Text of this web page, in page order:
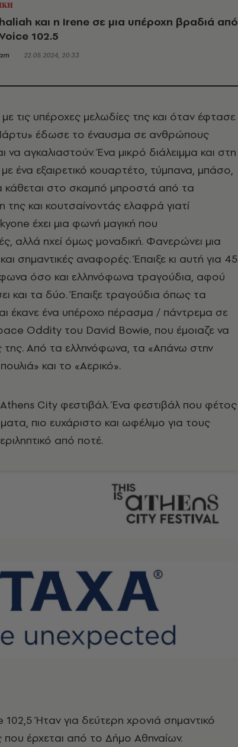
και η Irene σε μια υπέροχη βραδιά από
102.5
22.05.2024, 20:33
τις υπέροχες μελωδίες της και όταν έφτασε
έδωσε το έναυσμα σε ανθρώπους
αγκαλιαστούν. Ένα μικρό διάλειμμα και στη
ένα εξαιρετικό κουαρτέτο, τύμπανα, μπάσο,
κάθεται στο σκαμπό μπροστά από τα
και κουτσαίνοντάς ελαφρά γιατί
έχει μια φωνή μαγική που
aλλά ηχεί όμως μοναδική. Φανερώνει μια
σημαντικές αναφορές. Έπαιξε κι αυτή για 45
όσο και ελληνόφωνα τραγούδια, αφού
και τα δύο. Έπαιξε τραγούδια όπως τα
έκανε ένα υπέροχο πέρασμα / πάντρεμα σε
Oddity του David Bowie, που έμοιαζε να
της. Από τα ελληνόφωνα, τα «Απάνω στην
και το «Αερικό».
City φεστιβάλ. Ένα φεστιβάλ που φέτος
πιο ευχάριστο και ωφέλιμο για τους
από ποτέ.
Ήταν για δεύτερη χρονιά σημαντικό
έρχεται από το Δήμο Αθηναίων.